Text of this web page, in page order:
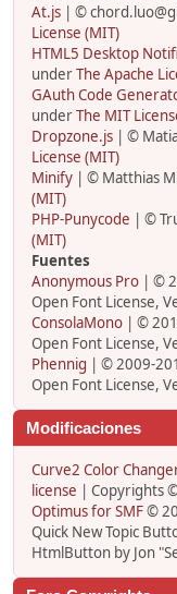
At.js | ©
License (MIT)
HTML5 Desktop
underThe Apache
GAuth Code
underThe MIT
Dropzone.js | ©
License (MIT)
Minify | © Matthias
(MIT)
PHP-Punycode | ©
(MIT)
Fuentes
Anonymous Pro | ©
Open Font License,
ConsolaMono | ©
Open Font License,
Phennig | © 2009-
Open Font License,
Modificaciones
Curve2 Color
license | Copyrights
Optimus for SMF©
Quick New Topic
HtmlButton by Jon